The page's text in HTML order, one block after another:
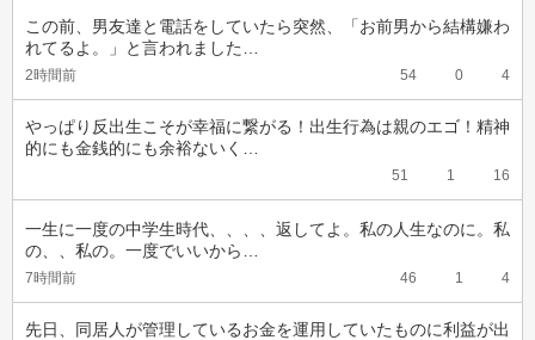
この前、男友達と電話をしていたら突然、「お前男から結構嫌わ
れてるよ。」と言われました…
2時間前 54 0 4
やっぱり反出生こそが幸福に繋がる！出生行為は親のエゴ！精神
的にも金銭的にも余裕ないく…
51 1 16
一生に一度の中学生時代、、、、返してよ。私の人生なのに。私
の、、私の。一度でいいから…
7時間前 46 1 4
先日、同居人が管理しているお金を運用していたものに利益が出